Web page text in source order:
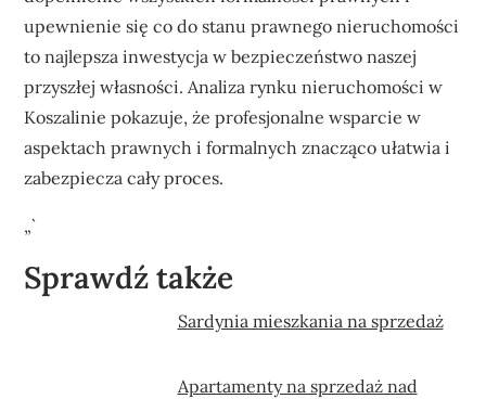
upewnienie się co do stanu prawnego nieruchomości
to najlepsza inwestycja w bezpieczeństwo naszej
przyszłej własności. Analiza rynku nieruchomości w
Koszalinie pokazuje, że profesjonalne wsparcie w
aspektach prawnych i formalnych znacząco ułatwia i
zabezpiecza cały proces.
„`
Sprawdź także
Sardynia mieszkania na sprzedaż
Apartamenty na sprzedaż nad